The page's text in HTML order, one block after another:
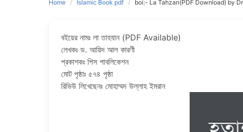
Home Islamic Book pdf boi:- La Tahzan(PDF Download) by Dr.
বইয়ের নামঃ লা তাহযান (PDF Available)
লেখকঃ ড. আয়িদ আল কারণী
প্রকাশকঃ পিস পাবলিকেশন
মোট পৃষ্ঠাঃ ৫৭৪ পৃষ্ঠা
রিভিউ লিখেছেনঃ মোহাম্মদ উল্লাহ ইমরান